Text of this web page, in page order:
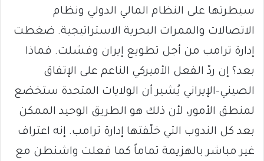
سيطرتها على النظام المالي الدولي ونظام
الاتصالات والممرات البحرية الاستراتيجية. ضغطت
إدارة ترامب من أجل تطويع إيران وفشلت. فماذا
بعد؟ إن ردّ الفعل الأميركي الناعم على الإتفاق
الصيني-الإيراني يُشير أن الولايات المتحدة ستخضع
لمنطق الأمور، لأن ذلك هو الطريق الوحيد الممكن
بعد كل الندوب التي خلّفتها إدارة ترامب. إنه اعتراف
غير مباشر بالهزيمة تماماً كما فعلت واشنطن مع